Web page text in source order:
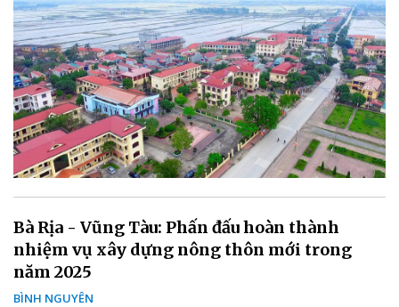
Bà Rịa - Vũng Tàu: Phấn đấu hoàn thành
nhiệm vụ xây dựng nông thôn mới trong
năm 2025
BÌNH NGUYÊN